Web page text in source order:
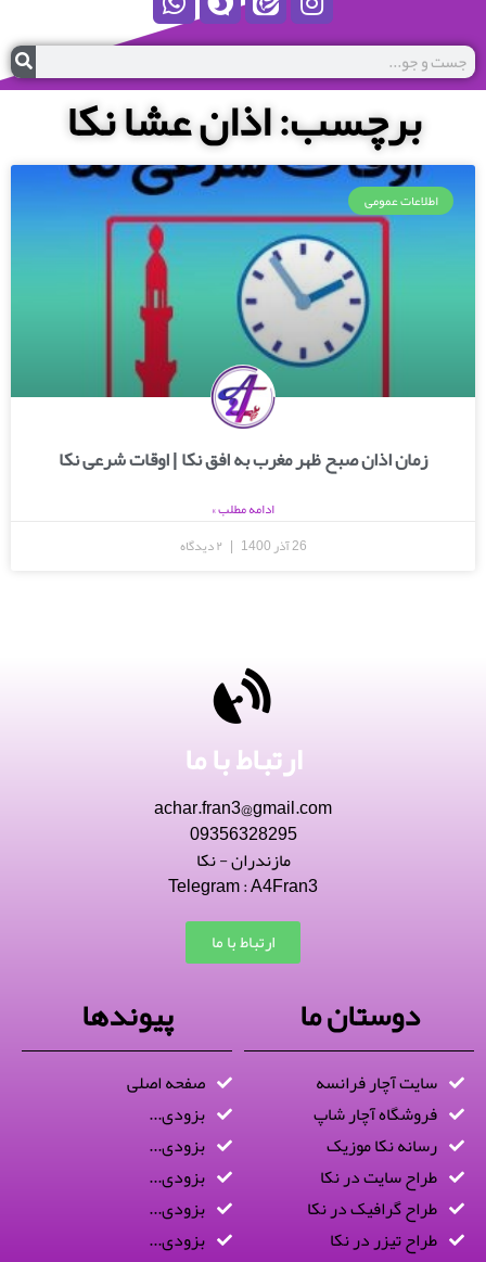
برچسب: اذان عشا نکا
اطلاعات عمومی
زمان اذان صبح ظهر مغرب به افق نکا | اوقات شرعی نکا
ادامه مطلب »
26 آذر 1400
ارتباط با ما
achar.fran3@gmail.com
09356328295
مازندران - نکا
Telegram : A4Fran3
ارتباط با ما
دوستان ما
سایت آچار فرانسه
فروشگاه آچار شاپ
رسانه نکا موزیک
طراح سایت در نکا
طراح گرافیک در نکا
طراح تیزر در نکا
پیوندها
صفحه اصلی
بزودی...
بزودی...
بزودی...
بزودی...
بزودی...